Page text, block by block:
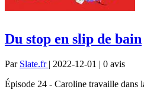
Du stop en slip de bain
Par Slate.fr | 2022-12-01 | 0 avis
Épisode 24 - Caroline travaille dans